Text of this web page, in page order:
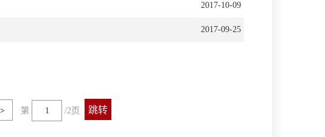
2017-10-09
2017-09-25
> 第 /2页